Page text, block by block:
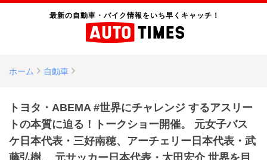
最新の自動車・バイク情報をいち早くキャッチ！
ホーム 自動車
トヨタ・ABEMA #世界にチャレンジ するアスリー
トの本質に迫る！トークショー開催。 元女子バス
ケ日本代表・三好南穂、アーチェリー日本代表・武
藤弘樹、 元サッカー日本代表・太田宏介 世界を目